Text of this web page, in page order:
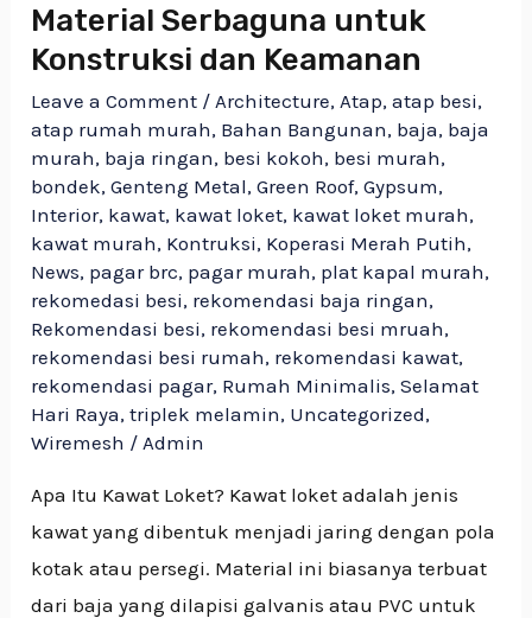
Material Serbaguna untuk
Konstruksi dan Keamanan
Leave a Comment / Architecture, Atap,atap besi,
atap rumah murah, Bahan Bangunan, baja, baja
murah, baja ringan, besi kokoh, besi murah,
bondek,Genteng Metal,Green Roof,Gypsum,
Interior, kawat, kawat loket, kawat loket murah,
kawat murah, Kontruksi, Koperasi Merah Putih,
News, pagar brc, pagar murah, plat kapal murah,
rekomedasi besi, rekomendasi baja ringan,
Rekomendasi besi, rekomendasi besi mruah,
rekomendasi besi rumah, rekomendasi kawat,
rekomendasi pagar, Rumah Minimalis,Selamat
Hari Raya,triplek melamin, Uncategorized,
Wiremesh / Admin
Apa Itu Kawat Loket? Kawat loket adalah jenis
kawat yang dibentuk menjadi jaring dengan pola
kotak atau persegi. Material ini biasanya terbuat
dari baja yang dilapisi galvanis atau PVC untuk